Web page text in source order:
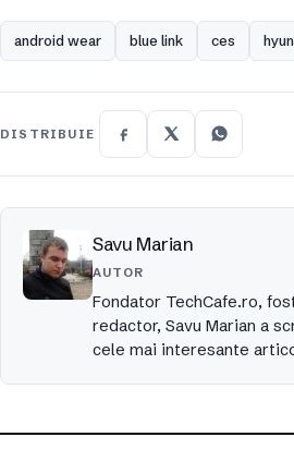
android wear blue link ces
DISTRIBUIE
Savu Marian
AUTOR
Fondator TechCafe.ro,
redactor, Savu Marian a
cele mai interesante